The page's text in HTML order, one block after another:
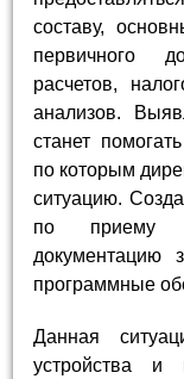
составу,
первичного
расчетов,
анализов.
станет
по которым
ситуацию.
по приему
документацию
программные
Данная
устройства и